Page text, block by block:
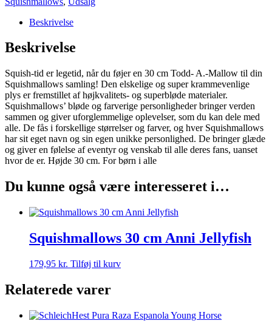
Beskrivelse
Beskrivelse
Squish-tid er legetid, når du føjer en 30 cm Todd- A.-Mallow til din
Squishmallows samling! Den elskelige og super krammevenlige
plys er fremstillet af højkvalitets- og superbløde materialer.
Squishmallows’ bløde og farverige personligheder bringer verden
sammen og giver uforglemmelige oplevelser, som du kan dele med
alle. De fås i forskellige størrelser og farver, og hver Squishmallows
har sit eget navn og sin egen unikke personlighed. De bringer glæde
og giver en følelse af eventyr og venskab til alle deres fans, uanset
hvor de er. Højde 30 cm. For børn i alle
Du kunne også være interesseret i…
Squishmallows 30 cm Anni Jellyfish
179,95 kr. Tilføj til kurv
Relaterede varer